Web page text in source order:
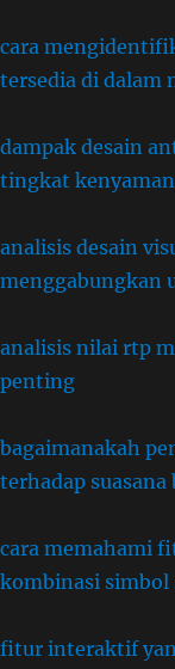
cara
tersedia di dalam
dampak desain
tingkat
analisis desain
menggabungkan
analisis nilai rtp
penting
bagaimanakah
terhadap
cara memahami
kombinasi simbol
fitur interaktif